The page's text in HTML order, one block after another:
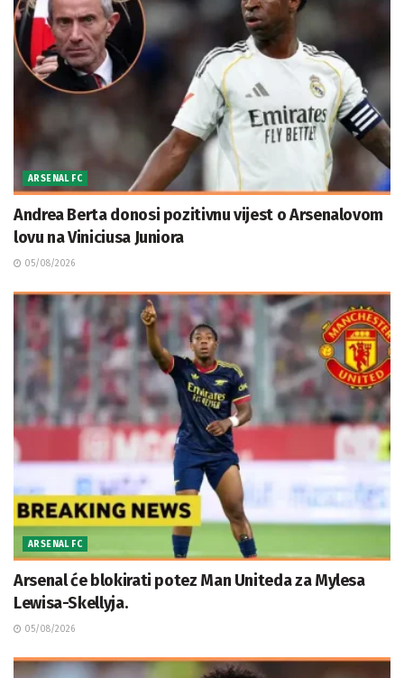
ARSENAL FC
Andrea Berta donosi pozitivnu vijest o Arsenalovom
lovu na Viniciusa Juniora
05/08/2026
ARSENAL FC
Arsenal će blokirati potez Man Uniteda za Mylesa
Lewisa-Skellyja.
05/08/2026